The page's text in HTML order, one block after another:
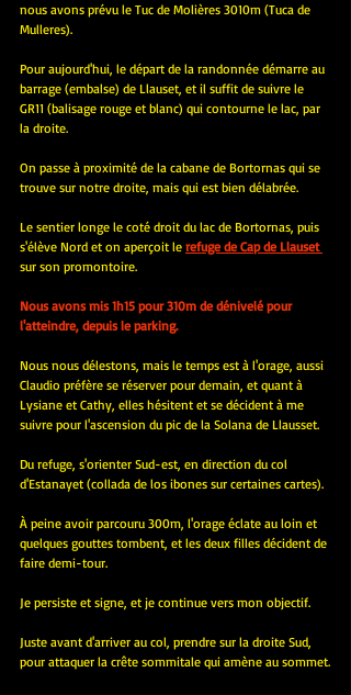
nous avons prévu le Tuc de Molières 3010m (Tuca de
Mulleres).
Pour aujourd'hui, le départ de la randonnée démarre au
barrage (embalse) de Llauset, et il suffit de suivre le
GR11 (balisage rouge et blanc) qui contourne le lac, par
la droite.
On passe à proximité de la cabane de Bortornas qui se
trouve sur notre droite, mais qui est bien délabrée.
Le sentier longe le coté droit du lac de Bortornas, puis
s'élève Nord et on aperçoit le refuge de Cap de Llauset
sur son promontoire.
Nous avons mis 1h15 pour 310m de dénivelé pour
l'atteindre, depuis le parking.
Nous nous délestons, mais le temps est à l'orage, aussi
Claudio préfère se réserver pour demain, et quant à
Lysiane et Cathy, elles hésitent et se décident à me
suivre pour l'ascension du pic de la Solana de Llausset.
Du refuge, s'orienter Sud-est, en direction du col
d'Estanayet (collada de los ibones sur certaines cartes).
À peine avoir parcouru 300m, l'orage éclate au loin et
quelques gouttes tombent, et les deux filles décident de
faire demi-tour.
Je persiste et signe, et je continue vers mon objectif.
Juste avant d'arriver au col, prendre sur la droite Sud,
pour attaquer la crête sommitale qui amène au sommet.